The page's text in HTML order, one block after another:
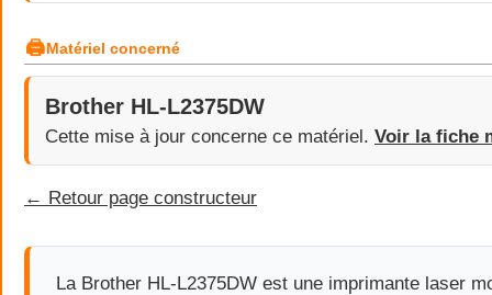
🖨Matériel concerné
Brother HL-L2375DW
Cette mise à jour concerne ce matériel. Voir la fiche
← Retour page constructeur
La Brother HL-L2375DW est une imprimante laser